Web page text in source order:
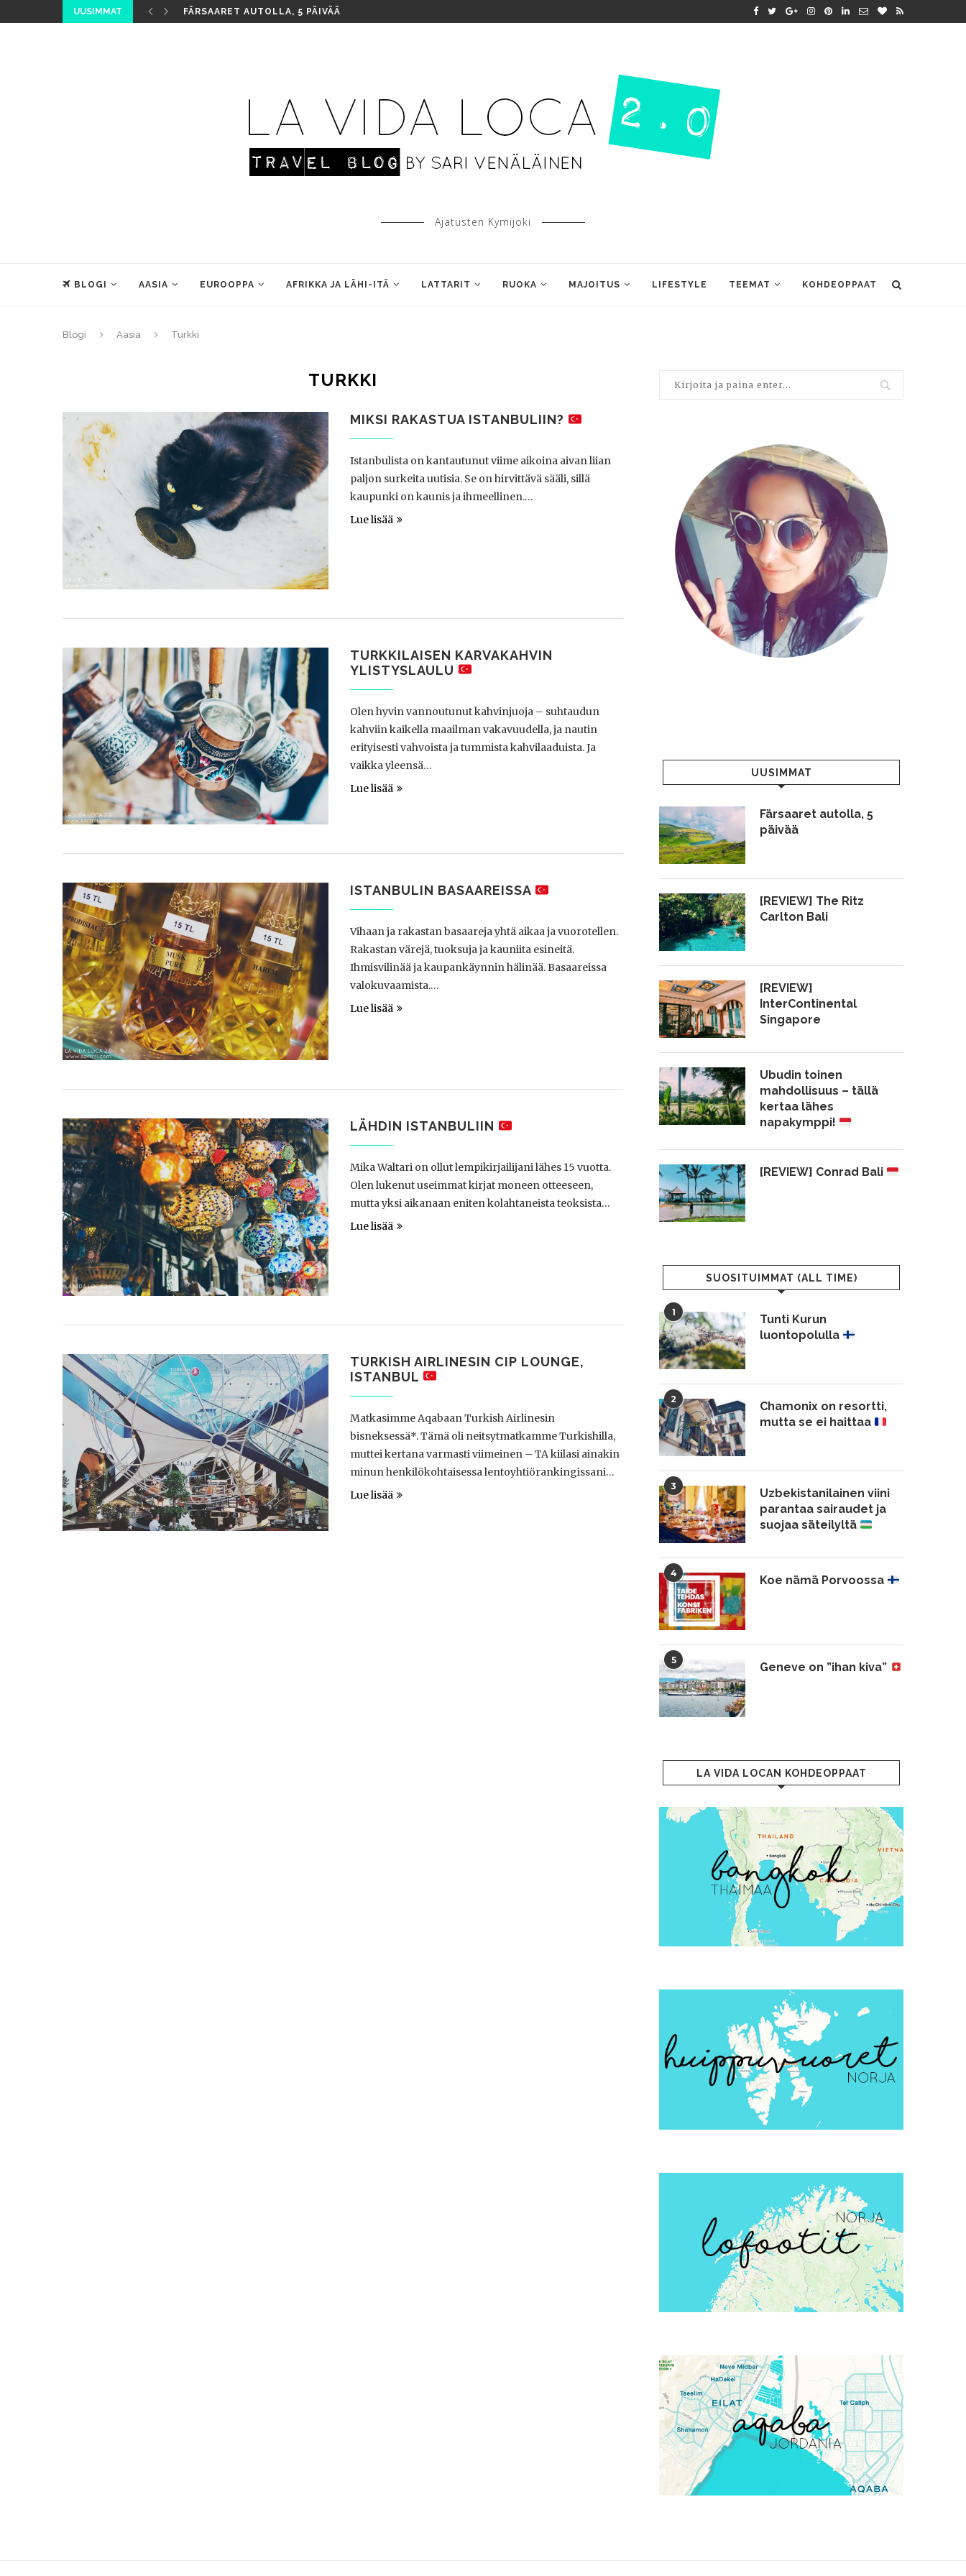
UUSIMMAT FÄRSAARET AUTOLLA, 5 PÄIVÄÄ
Ajatusten Kymijoki
BLOGI AASIA EUROOPPA AFRIKKA JA LÄHI-ITÄ LATTARIT RUOKA MAJOITUS LIFESTYLE TEEMAT KOHDEOPPAAT
Blogi Aasia Turkki
TURKKI
MIKSI RAKASTUA ISTANBULIIN?
Istanbulista on kantautunut viime aikoina aivan liian
paljon surkeita uutisia. Se on hirvittävä sääli, sillä
kaupunki on kaunis ja ihmeellinen.…
Lue lisää
TURKKILAISEN KARVAKAHVIN
YLISTYSLAULU
Olen hyvin vannoutunut kahvinjuoja – suhtaudun
kahviin kaikella maailman vakavuudella, ja nautin
erityisesti vahvoista ja tummista kahvilaaduista. Ja
vaikka yleensä…
Lue lisää
ISTANBULIN BASAAREISSA
Vihaan ja rakastan basaareja yhtä aikaa ja vuorotellen.
Rakastan värejä, tuoksuja ja kauniita esineitä.
Ihmisvilinää ja kaupankäynnin hälinää. Basaareissa
valokuvaamista.…
Lue lisää
LÄHDIN ISTANBULIIN
Mika Waltari on ollut lempikirjailijani lähes 15 vuotta.
Olen lukenut useimmat kirjat moneen otteeseen,
mutta yksi aikanaan eniten kolahtaneista teoksista…
Lue lisää
TURKISH AIRLINESIN CIP LOUNGE,
ISTANBUL
Matkasimme Aqabaan Turkish Airlinesin
bisneksessä*. Tämä oli neitsytmatkamme Turkishilla,
muttei kertana varmasti viimeinen – TA kiilasi ainakin
minun henkilökohtaisessa lentoyhtiörankingissani…
Lue lisää
UUSIMMAT
Färsaaret autolla, 5
päivää
[REVIEW] The Ritz
Carlton Bali
[REVIEW]
InterContinental
Singapore
Ubudin toinen
mahdollisuus – tällä
kertaa lähes
napakymppi!
[REVIEW] Conrad Bali
SUOSITUIMMAT (ALL TIME)
1
Tunti Kurun
luontopolulla
2
Chamonix on resortti,
mutta se ei haittaa
3
Uzbekistanilainen viini
parantaa sairaudet ja
suojaa säteilyltä
4
Koe nämä Porvoossa
5
Geneve on ”ihan kiva”
LA VIDA LOCAN KOHDEOPPAAT